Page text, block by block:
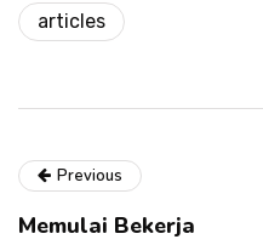
articles
Previous
Memulai Bekerja